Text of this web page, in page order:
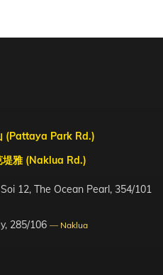
(Pattaya Park Rd.)
堤雅 (Naklua Rd.)
12, The Ocean Pearl, 354/101
285/106 — Naklua